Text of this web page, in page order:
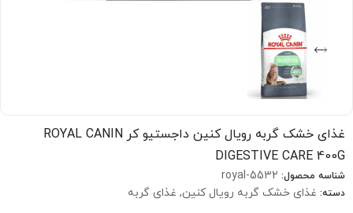
غذای خشک گربه رویال کنین داجستیو کر ROYAL CANIN
DIGESTIVE CARE 400G
شناسه محصول: royal-5532
دسته: غذای خشک گربه رویال کنین, غذای گربه